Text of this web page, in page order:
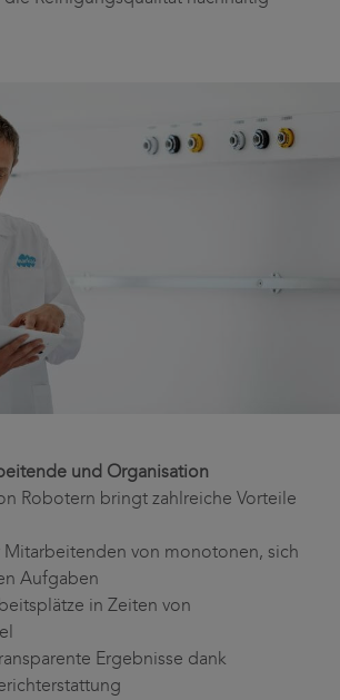
und Organisation
Robotern bringt zahlreiche Vorteile
Mitarbeitenden von monotonen, sich
Aufgaben
in Zeiten von
Ergebnisse dank